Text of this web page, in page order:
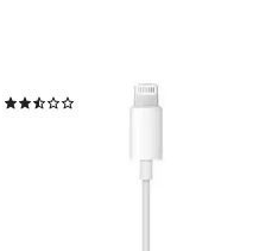
lieferbar - in 8-10 Werktagen bei dir